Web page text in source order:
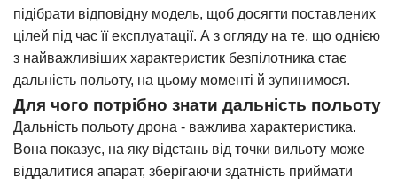
підібрати відповідну модель, щоб досягти поставлених
цілей під час її експлуатації. А з огляду на те, що однією
з найважливіших характеристик безпілотника стає
дальність польоту, на цьому моменті й зупинимося.
Для чого потрібно знати дальність польоту
Дальність польоту дрона - важлива характеристика.
Вона показує, на яку відстань від точки вильоту може
віддалитися апарат, зберігаючи здатність приймати